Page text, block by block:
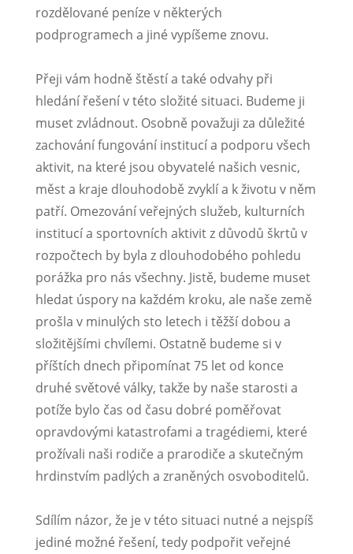
rozdělované peníze v některých
podprogramech a jiné vypíšeme znovu.
Přeji vám hodně štěstí a také odvahy při
hledání řešení v této složité situaci. Budeme ji
muset zvládnout. Osobně považuji za důležité
zachování fungování institucí a podporu všech
aktivit, na které jsou obyvatelé našich vesnic,
měst a kraje dlouhodobě zvyklí a k životu v něm
patří. Omezování veřejných služeb, kulturních
institucí a sportovních aktivit z důvodů škrtů v
rozpočtech by byla z dlouhodobého pohledu
porážka pro nás všechny. Jistě, budeme muset
hledat úspory na každém kroku, ale naše země
prošla v minulých sto letech i těžší dobou a
složitějšími chvílemi. Ostatně budeme si v
příštích dnech připomínat 75 let od konce
druhé světové války, takže by naše starosti a
potíže bylo čas od času dobré poměřovat
opravdovými katastrofami a tragédiemi, které
prožívali naši rodiče a prarodiče a skutečným
hrdinstvím padlých a zraněných osvoboditelů.
Sdílím názor, že je v této situaci nutné a nejspíš
jediné možné řešení, tedy podpořit veřejné